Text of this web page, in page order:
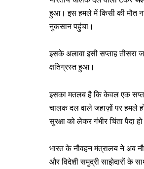
हुआ। इस हमले में किसी की मौत
नुकसान पहुंचा।
इसके अलावा इसी सप्ताह तीसरा
क्षतिग्रस्त हुआ।
इसका मतलब है कि केवल एक
चालक दल वाले जहाज़ों पर हमले
सुरक्षा को लेकर गंभीर चिंता पैदा
भारत के नौवहन मंत्रालय ने अब
और विदेशी समुद्री साझेदारों के